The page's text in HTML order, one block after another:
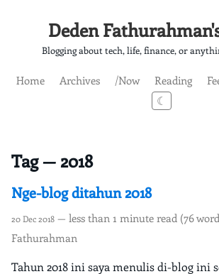
Deden
Blogging about tech, life, finance, or
Home Archives /Now Reading
☾
Tag — 2018
Nge-blog ditahun 2018
20 Dec 2018 — less than 1 minute read (76
Fathurahman
Tahun 2018 ini saya menulis di-blog ini